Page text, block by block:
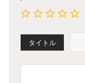
タイトル